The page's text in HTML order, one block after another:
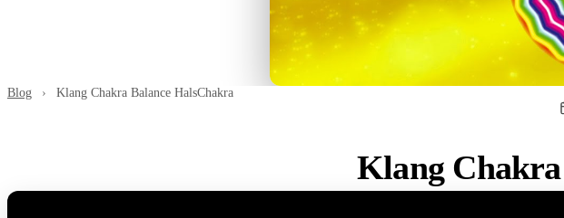
Blog › Klang Chakra Balance HalsChakra
Klang